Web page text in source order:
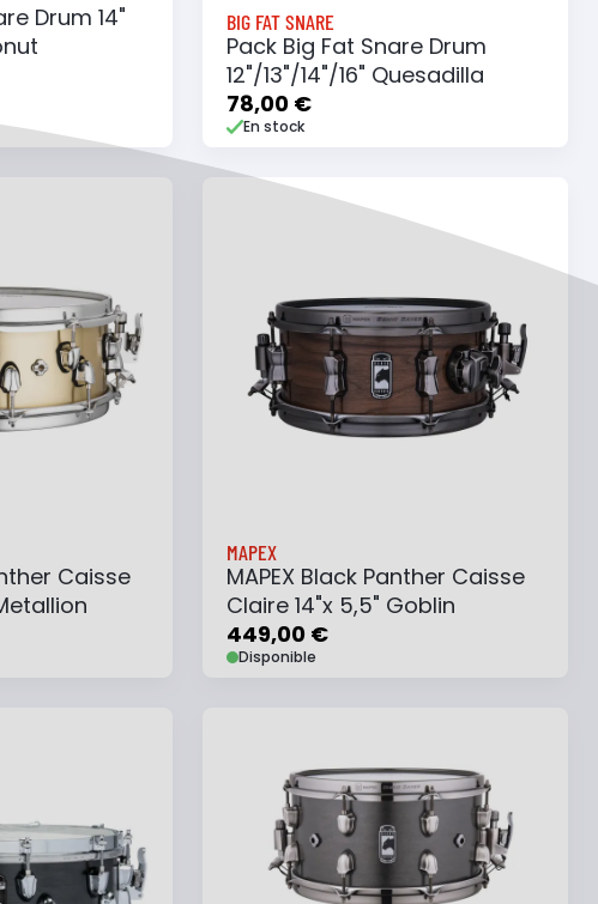
Drum 14"
BIG FAT SNARE
Pack Big Fat Snare Drum
12"/13"/14"/16" Quesadilla
78,00 €
En stock
Caisse
MAPEX
MAPEX Black Panther Caisse
Claire 14"x 5,5" Goblin
449,00 €
Disponible
Ajouter au panier
Ajouter à ma liste